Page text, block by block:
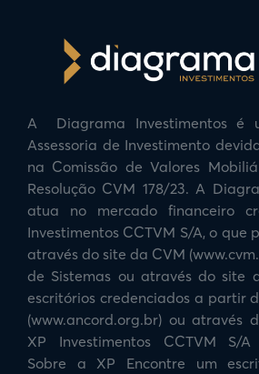
A Diagrama Investimentos é
Assessoria de Investimento
na Comissão de Valores
Resolução CVM 178/23. A
atua no mercado financeiro
Investimentos CCTVM S/A, o que
através do site da CVM
de Sistemas ou através do site
escritórios credenciados a partir
(www.ancord.org.br) ou através
XP Investimentos CCTVM S/A
Sobre a XP Encontre um